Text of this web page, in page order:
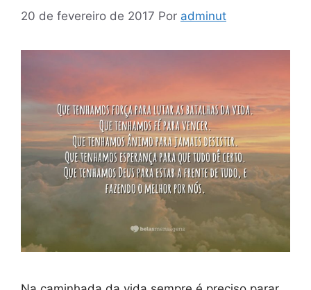
20 de fevereiro de 2017 Por adminut